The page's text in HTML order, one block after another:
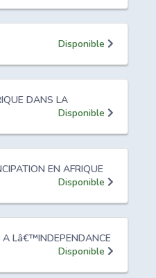
Disponible
DANS LA
Disponible
EN AFRIQUE
Disponible
Lâ€™INDEPENDANCE
Disponible